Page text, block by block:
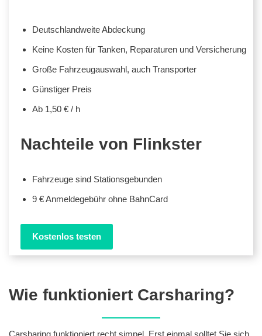
Deutschlandweite Abdeckung
Keine Kosten für Tanken, Reparaturen und Versicherung
Große Fahrzeugauswahl, auch Transporter
Günstiger Preis
Ab 1,50 € / h
Nachteile von Flinkster
Fahrzeuge sind Stationsgebunden
9 € Anmeldegebühr ohne BahnCard
Kostenlos testen
Wie funktioniert Carsharing?
Carsharing funktioniert recht simpel. Erst einmal solltet Sie sich